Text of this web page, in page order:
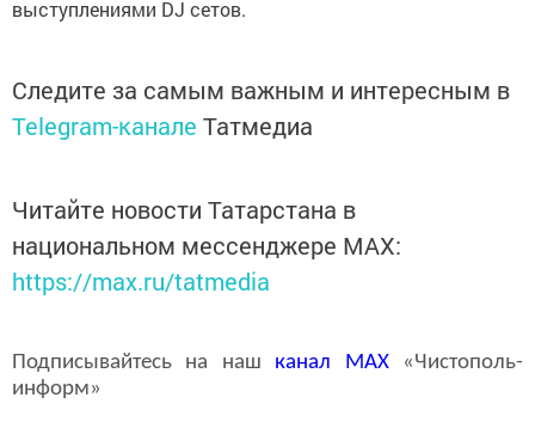
выступлениями DJ сетов.
Следите за самым важным и интересным в
Telegram-канале Татмедиа
Читайте новости Татарстана в
национальном мессенджере MАХ:
https://max.ru/tatmedia
Подписывайтесь на наш канал MAX«Чистополь-
информ»